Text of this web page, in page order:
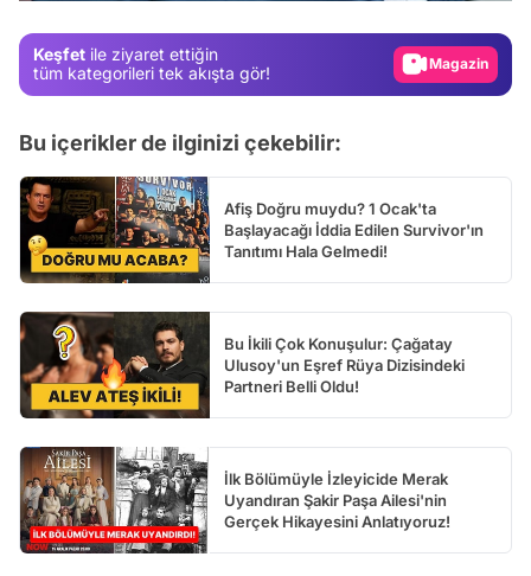
Keşfet ile ziyaret ettiğin
tüm kategorileri tek akışta gör!
Magazin
Bu içerikler de ilginizi çekebilir:
Afiş Doğru muydu? 1 Ocak'ta
Başlayacağı İddia Edilen Survivor'ın
Tanıtımı Hala Gelmedi!
Bu İkili Çok Konuşulur: Çağatay
Ulusoy'un Eşref Rüya Dizisindeki
Partneri Belli Oldu!
İlk Bölümüyle İzleyicide Merak
Uyandıran Şakir Paşa Ailesi'nin
Gerçek Hikayesini Anlatıyoruz!